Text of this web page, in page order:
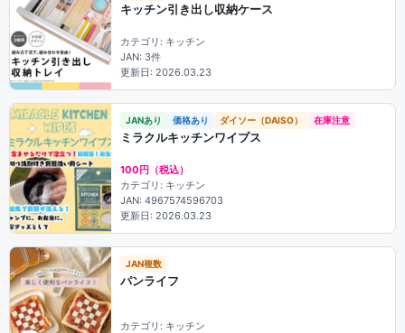
キッチン引き出し収納ケース
カテゴリ: キッチン
JAN: 3件
更新日: 2026.03.23
JANあり 価格あり ダイソー（DAISO） 在庫注意
ミラクルキッチンワイプス
100円（税込）
カテゴリ: キッチン
JAN: 4967574596703
更新日: 2026.03.23
JAN複数
パンライフ
カテゴリ: キッチン